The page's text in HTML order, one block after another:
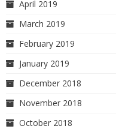
April 2019
March 2019
February 2019
January 2019
December 2018
November 2018
October 2018